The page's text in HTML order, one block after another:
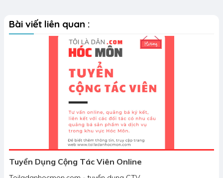
Bài viết liên quan :
Tuyển Dụng Cộng Tác Viên Online